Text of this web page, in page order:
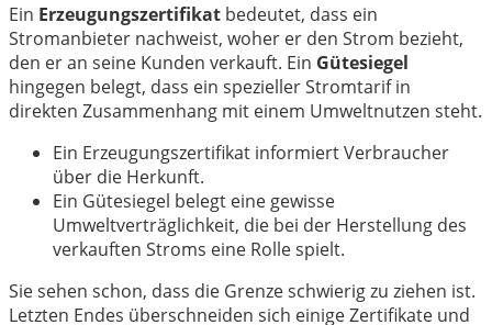
Ein Erzeugungszertifikat bedeutet, dass ein
Stromanbieter nachweist, woher er den Strom bezieht,
den er an seine Kunden verkauft. Ein Gütesiegel
hingegen belegt, dass ein spezieller Stromtarif in
direkten Zusammenhang mit einem Umweltnutzen steht.
Ein Erzeugungszertifikat informiert Verbraucher
über die Herkunft.
Ein Gütesiegel belegt eine gewisse
Umweltverträglichkeit, die bei der Herstellung des
verkauften Stroms eine Rolle spielt.
Sie sehen schon, dass die Grenze schwierig zu ziehen ist.
Letzten Endes überschneiden sich einige Zertifikate und